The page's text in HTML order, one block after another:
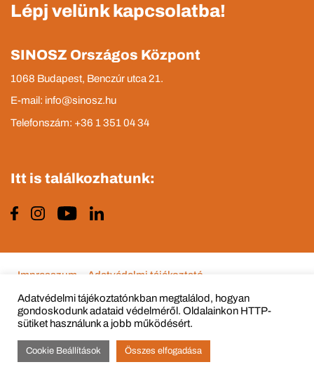
Lépj velünk kapcsolatba!
SINOSZ Országos Központ
1068 Budapest, Benczúr utca 21.
E-mail: info@sinosz.hu
Telefonszám: +36 1 351 04 34
Itt is találkozhatunk:
© Copyright 2015 - 2022 All Rights Reserved
Impresszum Adatvédelmi tájékoztató
Adatvédelmi tájékoztatónkban megtalálod, hogyan
gondoskodunk adataid védelméről. Oldalainkon HTTP-
sütiket használunk a jobb működésért.
Cookie Beállítások Összes elfogadása